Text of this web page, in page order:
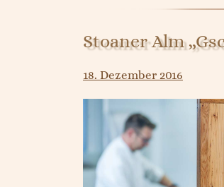
Stoaner Alm
18. Dezember 2016